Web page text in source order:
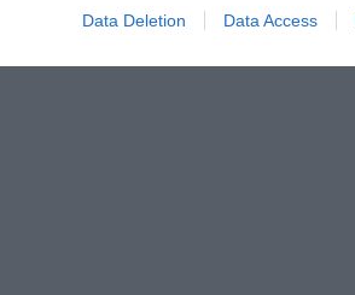
Data Deletion Data Access